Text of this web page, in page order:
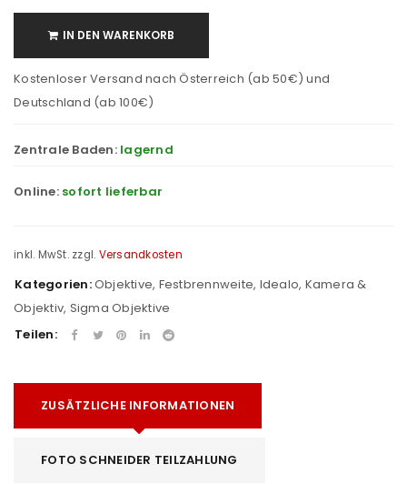
IN DEN WARENKORB
Kostenloser Versand nach Österreich (ab 50€) und
Deutschland (ab 100€)
Zentrale Baden: lagernd
Online: sofort lieferbar
inkl. MwSt. zzgl. Versandkosten
Kategorien:Objektive, Festbrennweite, Idealo, Kamera &
Objektiv, Sigma Objektive
Teilen:
ZUSÄTZLICHE INFORMATIONEN
FOTO SCHNEIDER TEILZAHLUNG